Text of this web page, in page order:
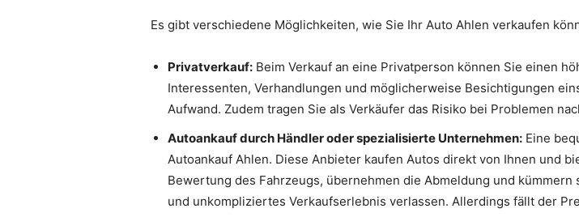
Es gibt verschiedene Möglichkeiten, wie Sie Ihr Auto Ahlen verkaufen
Privatverkauf: Beim Verkauf an eine Privatperson können Sie einen
Interessenten, Verhandlungen und möglicherweise Besichtigungen
Aufwand. Zudem tragen Sie als Verkäufer das Risiko bei Problemen
Autoankauf durch Händler oder spezialisierte Unternehmen: Eine
Autoankauf Ahlen. Diese Anbieter kaufen Autos direkt von Ihnen und
Bewertung des Fahrzeugs, übernehmen die Abmeldung und
und unkompliziertes Verkaufserlebnis verlassen. Allerdings fällt der